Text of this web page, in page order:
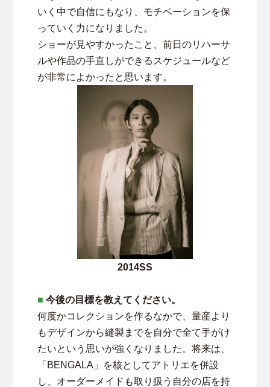
いく中で自信にもなり、モチベーションを保
っていく力になりました。
ショーが見やすかったこと、前日のリハーサ
ルや作品の手直しができるスケジュールなど
が非常によかったと思います。
2014SS
■ 今後の目標を教えてください。
何度かコレクションを作るなかで、量産より
もデザインから縫製までを自分で全て手がけ
たいという思いが強くなりました。将来は、
「BENGALA」を核としてアトリエを併設
し、オーダーメイドも取り扱う自分の店を持